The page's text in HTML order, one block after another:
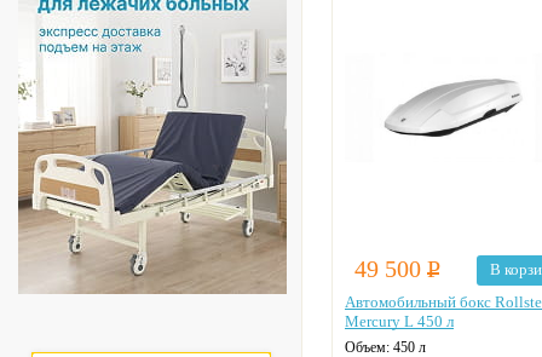
49 500 Р
В
Автомобильный бокс
Mercury L 450 л
Объем: 450 л